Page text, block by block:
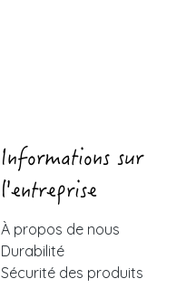
Informations sur
l'entreprise
À propos de nous
Durabilité
Sécurité des produits